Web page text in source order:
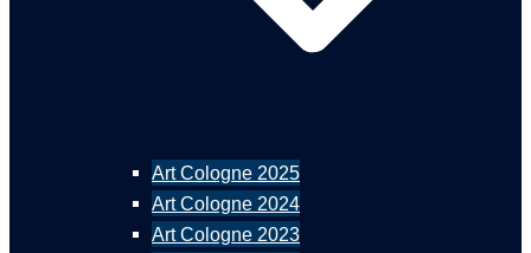
Art Cologne 2025
Art Cologne 2024
Art Cologne 2023